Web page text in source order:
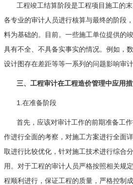
工程竣工结算阶段是工程项目施工的
各专业的审计人员进行核算与最终的阶段
料为基础的。目前。一些施工单位提供的
具有不全、不具备实事实的情况。例如，
设计图存在差距等等一系列的问题影响审
三、工程审计在工程造价管理中应用
1.在准备阶段
首先，应该对审计工作的前期准备工
作进行全面的考察，对施工方案进行全面
取进行比较优化，针对施工技术进行综合
用。对于工程的审计人员严格按照相关规
程顺利进行，保证工程的质量，严格控制成